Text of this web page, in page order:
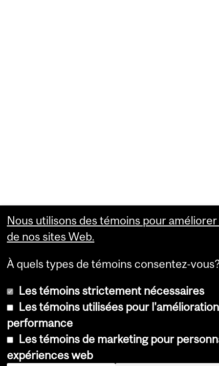
Nous utilisons des témoins pour
de nos sites Web.
À quels types de témoins consentez-
Les témoins strictement nécessaires
Les témoins utilisées pour
performance
Les témoins de marketing pour
expériences web